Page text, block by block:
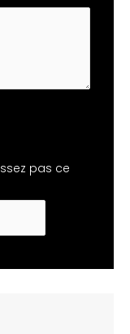
pas ce